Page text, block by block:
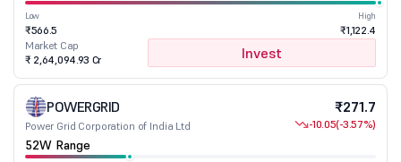
Low
₹566.5
High
₹1,122.4
Market Cap
₹ 2,64,094.93 Cr
Invest
POWERGRID
Power Grid Corporation of India Ltd
₹271.7
-10.05(-3.57%)
52W Range